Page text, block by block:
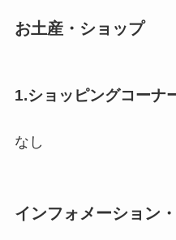
お土産・ショップ
1.ショッピングコーナ
なし
インフォメーション